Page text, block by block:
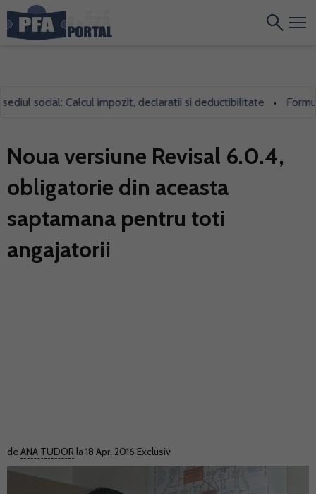
social: Calcul impozit, declaratii si deductibilitate •
Noua versiune Revisal 6.0.4,
obligatorie din aceasta
saptamana pentru toti
angajatorii
deANA TUDOR la 18 Apr. 2016 Exclusiv